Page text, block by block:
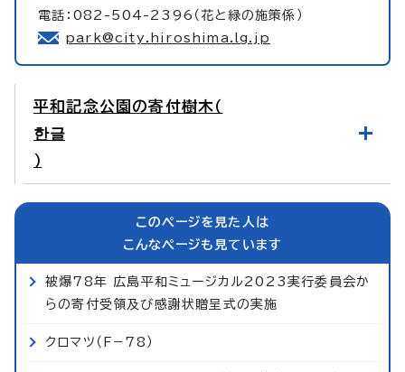
電話：082-504-2396（花と緑の施策係）
park@city.hiroshima.lg.jp
平和記念公園の寄付樹木（
한글
）
このページを見た人は
こんなページも見ています
被爆78年 広島平和ミュージカル2023実行委員会か
らの寄付受領及び感謝状贈呈式の実施
クロマツ（F−78）